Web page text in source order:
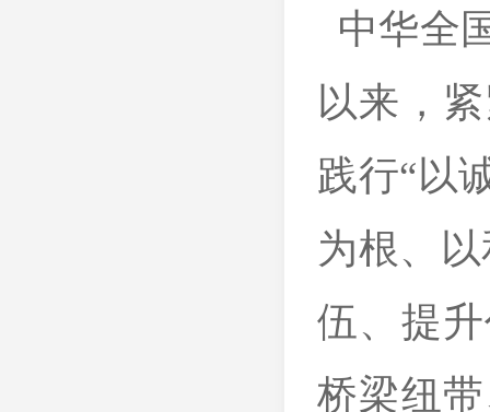
中华全
以来，
践行“以
为根、
伍、提
桥梁纽